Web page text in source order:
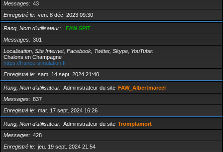
Messages
43
Enregistré le
ven. 8 déc. 2023 09:30
Rang, Nom d’utilisateur
FAW SPIT
Messages
301
Localisation, Site Internet, Facebook, Twitter, Skype, YouTube
Chalons en Champagne
https://france-simulation.fr
Enregistré le
sam. 14 sept. 2024 21:40
Rang, Nom d’utilisateur Administrateur du site FAW_Albertmarcel
Messages
837
Enregistré le
mar. 17 sept. 2024 16:26
Rang, Nom d’utilisateur Administrateur du site Tromplamort
Messages
428
Enregistré le
jeu. 19 sept. 2024 21:54